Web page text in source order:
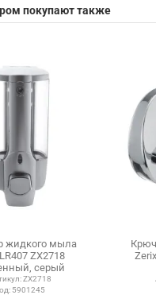
покупают также
жидкого мыла
ZX2718
серый
ZX2718
5901245